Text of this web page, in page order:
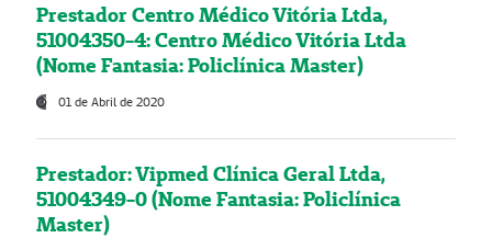
Prestador Centro Médico Vitória Ltda,
51004350-4: Centro Médico Vitória Ltda
(Nome Fantasia: Policlínica Master)
01 de Abril de 2020
Prestador: Vipmed Clínica Geral Ltda,
51004349-0 (Nome Fantasia: Policlínica
Master)